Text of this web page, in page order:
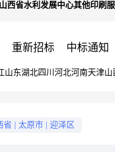
山西省水利发展中心其他印刷
重新招标 中标通知
山东湖北四川 河北河南天津山
省 太原市 迎泽区